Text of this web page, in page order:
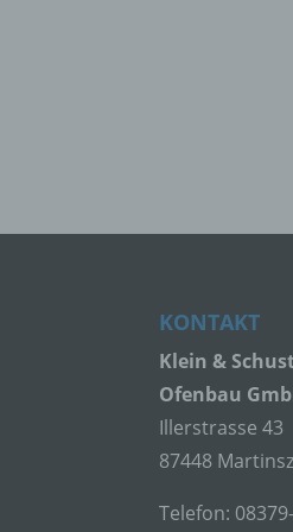
KONTAKT
Klein &
Ofenbau
Illerstrasse 43
87448
Telefon: